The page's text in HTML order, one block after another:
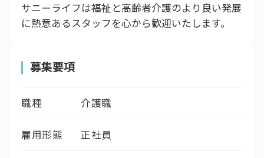
サニーライフは福祉と高齢者介護のより良い発展
に熱意あるスタッフを心から歓迎いたします。
募集要項
職種 介護職
雇用形態 正社員